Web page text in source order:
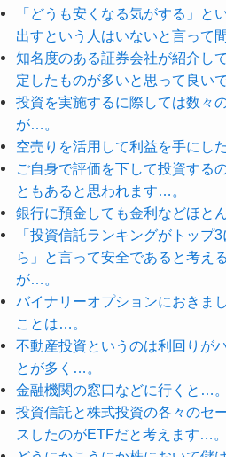
「どうも安くなる気がする」と
出すという人はいないと言って
知名度のある証券会社が紹介し
定したものが多いと思って良い
投資を実施するに際しては数々
が…。
空売りを活用して利益を手にし
ご自身で評価を下して投資する
ともあると思われます…。
銀行に預金しても金利などほと
「投資信託ランキングがトップ
ら」と言って安全であると考え
が…。
バイナリーオプションにおきま
ことは…。
不動産投資というのは利回りが
とが多く…。
金融機関の窓口などに行くと…。
投資信託と株式投資の各々のセ
スしたのがETFだと考えます…。